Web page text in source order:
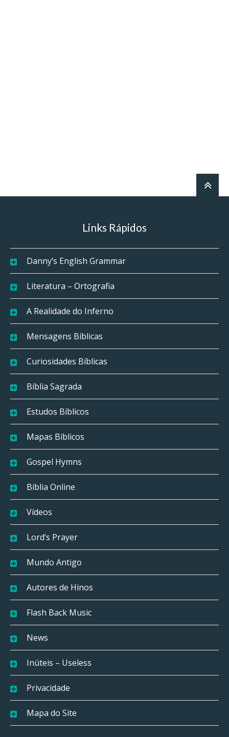
Links Rápidos
Danny’s English Grammar
Literatura – Ortografia
A Realidade do Inferno
Mensagens Bíblicas
Curiosidades Bíblicas
Bíblia Sagrada
Estudos Bíblicos
Mapas Bíblicos
Gospel Hymns
Bíblia Online
Vídeos
Lord’s Prayer
Mundo Antigo
Autores de Hinos
Flash Back Music
News
Inúteis – Useless
Privacidade
Mapa do Site